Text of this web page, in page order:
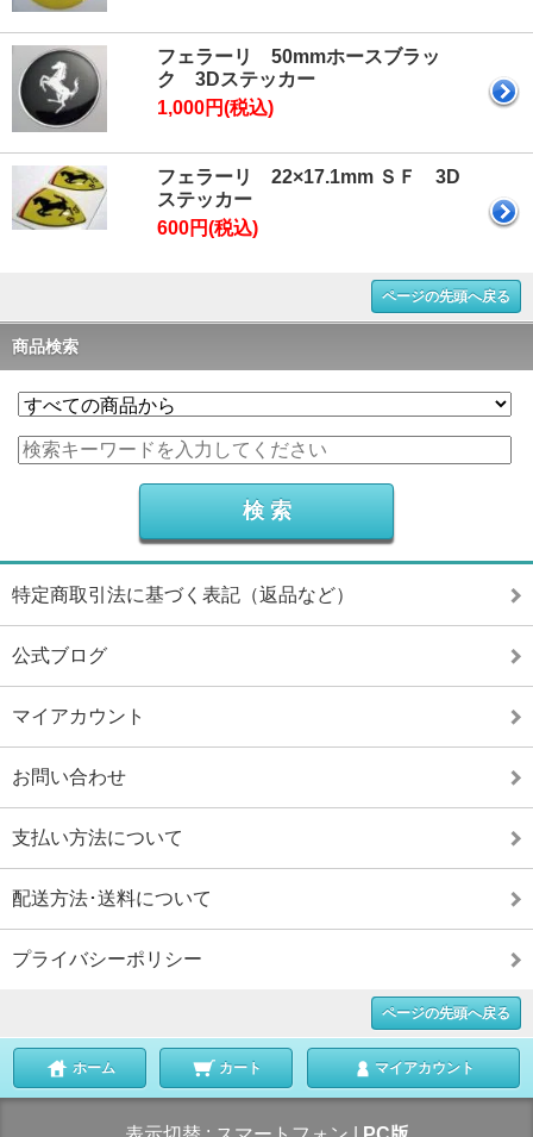
フェラーリ 50mmホースブラッ
ク 3Dステッカー
1,000円(税込)
フェラーリ 22×17.1mm ＳＦ 3D
ステッカー
600円(税込)
ページの先頭へ戻る
商品検索
特定商取引法に基づく表記（返品など）
公式ブログ
マイアカウント
お問い合わせ
支払い方法について
配送方法･送料について
プライバシーポリシー
ページの先頭へ戻る
ホーム カート マイアカウント